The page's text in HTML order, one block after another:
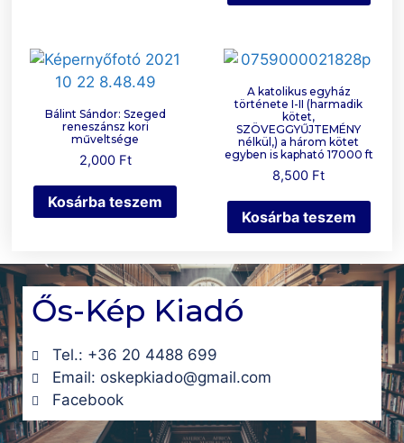
Bálint Sándor: Szeged
reneszánsz kori
műveltsége
2,000 Ft
Kosárba teszem
A katolikus egyház
története I-II (harmadik
kötet,
SZÖVEGGYŰJTEMÉNY
nélkül,) a három kötet
egyben is kapható 17000 ft
8,500 Ft
Kosárba teszem
Ős-Kép Kiadó
Tel.: +36 20 4488 699
Email: oskepkiado@gmail.com
Facebook